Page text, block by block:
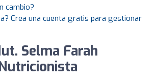
cambio?
Crea una cuenta gratis para gestionar
Selma Farah